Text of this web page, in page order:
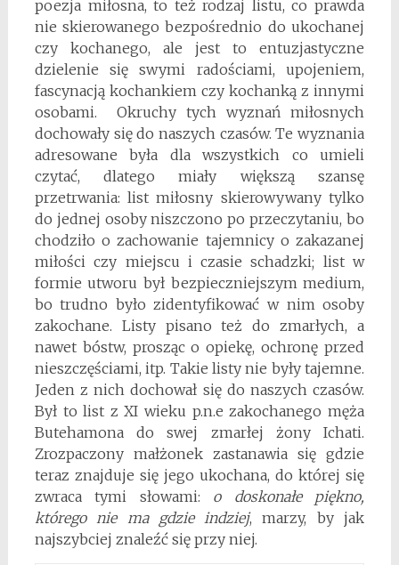
poezja miłosna, to też rodzaj listu, co prawda
nie skierowanego bezpośrednio do ukochanej
czy kochanego, ale jest to entuzjastyczne
dzielenie się swymi radościami, upojeniem,
fascynacją kochankiem czy kochanką z innymi
osobami. Okruchy tych wyznań miłosnych
dochowały się do naszych czasów. Te wyznania
adresowane była dla wszystkich co umieli
czytać, dlatego miały większą szansę
przetrwania: list miłosny skierowywany tylko
do jednej osoby niszczono po przeczytaniu, bo
chodziło o zachowanie tajemnicy o zakazanej
miłości czy miejscu i czasie schadzki; list w
formie utworu był bezpieczniejszym medium,
bo trudno było zidentyfikować w nim osoby
zakochane. Listy pisano też do zmarłych, a
nawet bóstw, prosząc o opiekę, ochronę przed
nieszczęściami, itp. Takie listy nie były tajemne.
Jeden z nich dochował się do naszych czasów.
Był to list z XI wieku p.n.e zakochanego męża
Butehamona do swej zmarłej żony Ichati.
Zrozpaczony małżonek zastanawia się gdzie
teraz znajduje się jego ukochana, do której się
zwraca tymi słowami: o doskonałe piękno,
którego nie ma gdzie indziej, marzy, by jak
najszybciej znaleźć się przy niej.